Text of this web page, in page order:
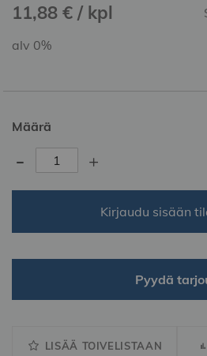
11,88 € / kpl
alv 0%
Määrä
- +
Kirjaudu sisään
Pyydä
LISÄÄ TOIVELISTAAN
the
beginning
of
gallery